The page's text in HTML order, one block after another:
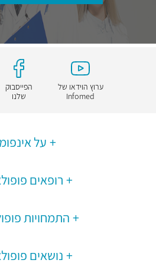
ערוץ הוידאו של
Infomed
הפייסבוק
שלנו
על
רופאים
התמחויות
נושאים